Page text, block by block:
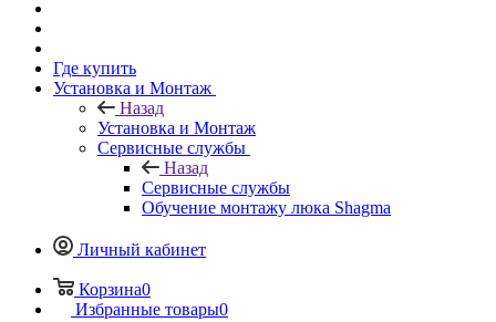
Где купить
Установка и Монтаж
Назад
Установка и Монтаж
Сервисные службы
Назад
Сервисные службы
Обучение монтажу люка Shagma
Личный кабинет
Корзина0
Избранные товары0